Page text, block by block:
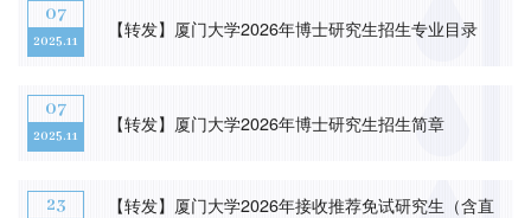
07
2025.11
【转发】厦门大学2026年博士研究生招生专业目录
07
2025.11
【转发】厦门大学2026年博士研究生招生简章
23
【转发】厦门大学2026年接收推荐免试研究生（含直